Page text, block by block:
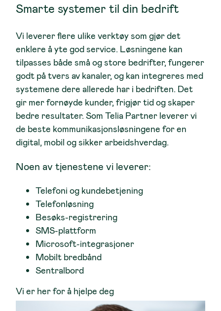
Smarte systemer til din bedrift
Vi leverer flere ulike verktøy som gjør det
enklere å yte god service. Løsningene kan
tilpasses både små og store bedrifter, fungerer
godt på tvers av kanaler, og kan integreres med
systemene dere allerede har i bedriften. Det
gir mer fornøyde kunder, frigjør tid og skaper
bedre resultater. Som Telia Partner leverer vi
de beste kommunikasjonsløsningene for en
digital, mobil og sikker arbeidshverdag.
Noen av tjenestene vi leverer:
Telefoni og kundebetjening
Telefonløsning
Besøks-registrering
SMS-plattform
Microsoft-integrasjoner
Mobilt bredbånd
Sentralbord
Vi er her for å hjelpe deg